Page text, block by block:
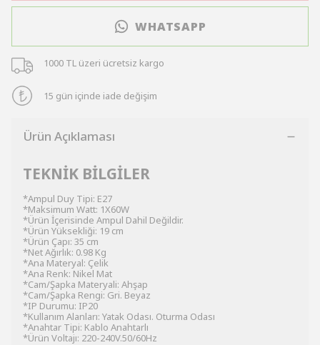
WHATSAPP
1000 TL üzeri ücretsiz kargo
15 gün içinde iade değişim
Ürün Açıklaması
TEKNİK BİLGİLER
*Ampul Duy Tipi: E27
*Maksimum Watt: 1X60W
*Ürün İçerisinde Ampul Dahil Değildir.
*Ürün Yüksekliği: 19 cm
*Ürün Çapı: 35 cm
*Net Ağırlık: 0.98 Kg
*Ana Materyal: Çelik
*Ana Renk: Nikel Mat
*Cam/Şapka Materyali: Ahşap
*Cam/Şapka Rengi: Gri. Beyaz
*IP Durumu: IP20
*Kullanım Alanları: Yatak Odası. Oturma Odası
*Anahtar Tipi: Kablo Anahtarlı
*Ürün Voltajı: 220-240V.50/60Hz